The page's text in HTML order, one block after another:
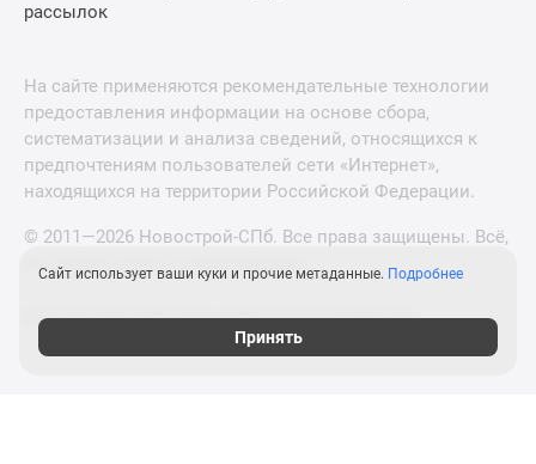
рассылок
На сайте применяются рекомендательные технологии
предоставления информации на основе сбора,
систематизации и анализа сведений, относящихся к
предпочтениям пользователей сети «Интернет»,
находящихся на территории Российской Федерации.
© 2011—2026 Новострой-СПб. Все права защищены. Всё,
что нужно знать о новостройках
Новостройки Москвы и Московской области
Сайт использует ваши куки и прочие метаданные. Подробнее
Принять